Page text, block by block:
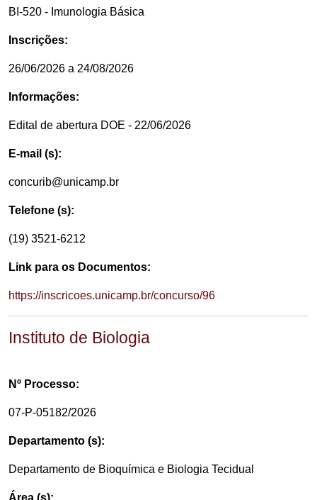
BI-520 - Imunologia Básica
Inscrições:
26/06/2026 a 24/08/2026
Informações:
Edital de abertura DOE - 22/06/2026
E-mail (s):
concurib@unicamp.br
Telefone (s):
(19) 3521-6212
Link para os Documentos:
https://inscricoes.unicamp.br/concurso/96
Instituto de Biologia
Nº Processo:
07-P-05182/2026
Departamento (s):
Departamento de Bioquímica e Biologia Tecidual